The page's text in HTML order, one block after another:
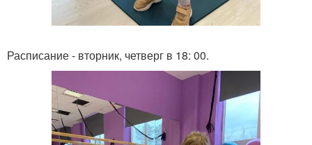
Расписание - вторник, четверг в 18: 00.